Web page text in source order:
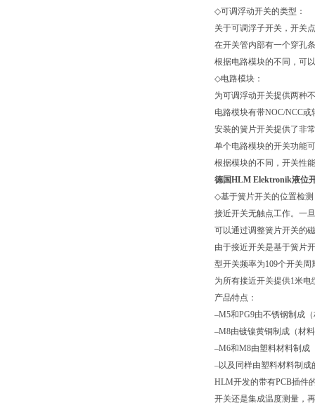
◇可调浮动开关的类型：
关于可调浮子开关，开关
在开关管内部有一个穿孔
根据电路模块的不同，可
◇电路模块：
为可调浮动开关提供两种
电路模块有带NOC/NCC或
安装的簧片开关提供了非
单个电路模块的开关功能
根据模块的不同，开关性
德国HLM Elektronik液位
◇基于簧片开关的位置检
接近开关无触点工作。一
可以通过调整簧片开关的
由于接近开关是基于簧片
型开关频率为109个开关周
为所有接近开关提供1米电
产品特点：
–M5和PG9由不锈钢制成
–M8由镀镍黄铜制成（材
–M6和M8由塑料材料制成
–以及同样由塑料材料制成
HLM开发的带有PCB插件
开关还是集成温度测量，